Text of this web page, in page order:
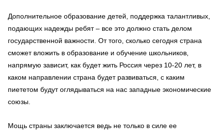
Дополнительное образование детей, поддержка талантливых,
подающих надежды ребят – все это должно стать делом
государственной важности. От того, сколько сегодня страна
сможет вложить в образование и обучение школьников,
напрямую зависит, как будет жить Россия через 10-20 лет, в
каком направлении страна будет развиваться, с каким
пиететом будут оглядываться на нас западные экономические
союзы.
Мощь страны заключается ведь не только в силе ее